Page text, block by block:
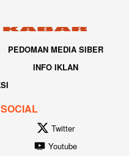
PEDOMAN MEDIA SIBER
INFO IKLAN
Twitter
Youtube